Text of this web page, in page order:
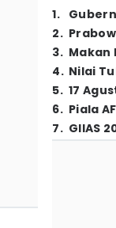
1.
2.
3. Makan
4. Nilai
5. 17
6. Piala
7. GIIAS